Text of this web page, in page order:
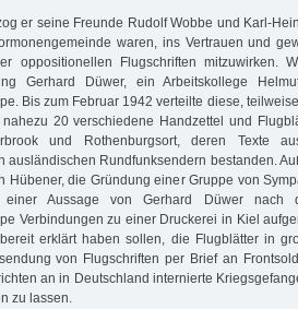
er seine Freunde Rudolf Wobbe und Karl-
waren, ins Vertrauen und
oppositionellen Flugschriften mitzuwirken.
Gerhard Düwer, ein Arbeitskollege
Bis zum Februar 1942 verteilte diese,
nahezu 20 verschiedene Handzettel und
und Rothenburgsort, deren Texte
ausländischen Rund­funksendern bestanden.
Hübener, die Gründung einer Gruppe von
einer Aussage von Gerhard Düwer nach
Verbindungen zu einer Druckerei in Kiel
erklärt haben sollen, die Flugblätter in
von Flugschriften per Brief an
an in Deutschland internierte
zu lassen.